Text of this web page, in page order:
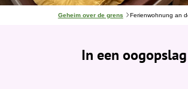
J
Geheim over de grens Ferienwohnung an
In een oogopslag